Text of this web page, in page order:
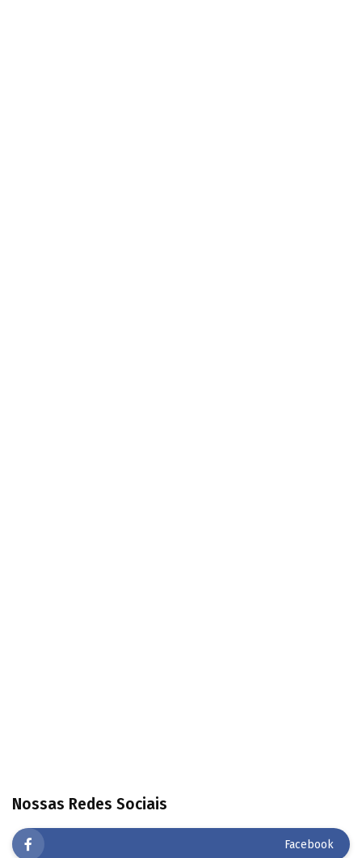
Nossas Redes Sociais
Facebook